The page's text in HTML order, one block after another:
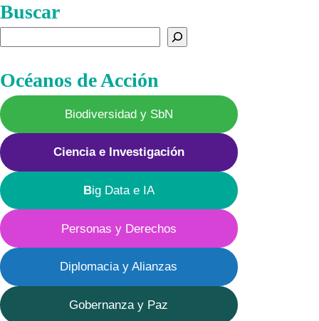
Buscar
Océanos de Acción
Biodiversidad y SbN
Ciencia e Investigación
Big Data e IA
Personas y Derechos
Diplomacia y Alianzas
Gobernanza y Paz